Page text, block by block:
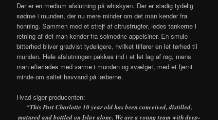
Der er en medium afslutning på whiskyen. Der er stadig tydelig
sødme i munden, der nu mere minder om det man kender fra
honning. Sammen med et strejf af citrusfrugter, ledes tankerne i
retning af det man kender fra solmodne appelsiner. En smule
bitterhed bliver gradvist tydeligere, hvilket tilfører en let tørhed til
munden. Hele afslutningen pakkes ind i et let lag af røg, mens
man efterlades med varme i munden og svælget, med et fjernt
minde om saltet havvand på læberne.
Hvad siger producenten:
“This Port Charlotte 10 year old has been conceived, distilled,
matured and bottled on Islay alone. We are a young team with deep-